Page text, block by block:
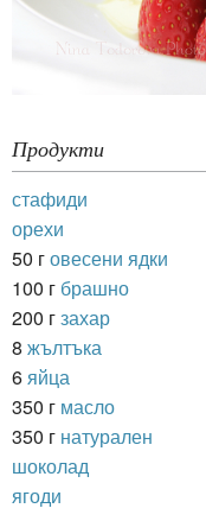
Продукти
стафиди
орехи
50 говесени ядки
100 г брашно
200 гзахар
8 жълтъка
6 яйца
350 г масло
350 г натурален
шоколад
ягоди